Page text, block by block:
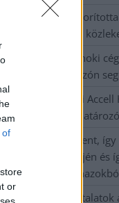
of
or
fennakadás
vasútvonal
a szolnoki
dolgozón
ment a tószegi
fent, egyszer lent,
ezelőtti árvíz idején és
eddig a tapasztalatok